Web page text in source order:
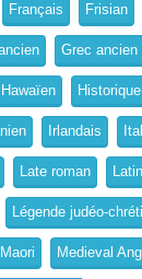
Français Frisian
Grec ancien
Hawaïen Historique
Irlandais
Late roman Latin
Légende judéo-
Maori Medieval